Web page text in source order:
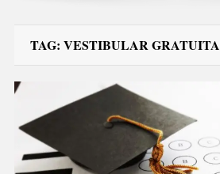
TAG: VESTIBULAR GRATUITA